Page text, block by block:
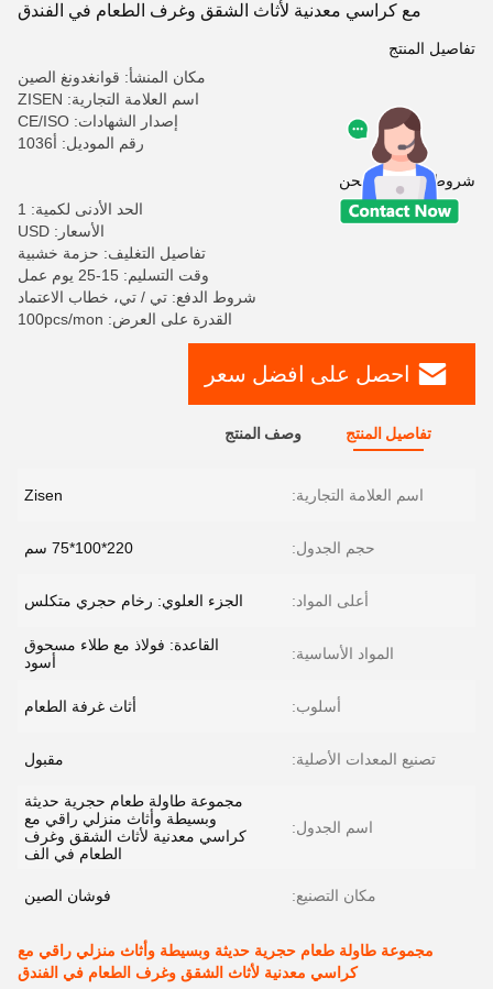
مع كراسي معدنية لأثاث الشقق وغرف الطعام في الفندق
تفاصيل المنتج
مكان المنشأ: قوانغدونغ الصين
اسم العلامة التجارية: ZISEN
إصدار الشهادات: CE/ISO
رقم الموديل: أ1036
شروط الدفع والشحن
الحد الأدنى لكمية: 1
الأسعار: USD
تفاصيل التغليف: حزمة خشبية
وقت التسليم: 15-25 يوم عمل
شروط الدفع: تي / تي، خطاب الاعتماد
القدرة على العرض: 100pcs/mon
احصل على افضل سعر
تفاصيل المنتج وصف المنتج
اسم العلامة التجارية: Zisen
حجم الجدول: 220*100*75 سم
أعلى المواد: الجزء العلوي: رخام حجري متكلس
المواد الأساسية:
القاعدة: فولاذ مع طلاء مسحوق
أسود
أسلوب: أثاث غرفة الطعام
تصنيع المعدات الأصلية: مقبول
اسم الجدول:
مجموعة طاولة طعام حجرية حديثة
وبسيطة وأثاث منزلي راقي مع
كراسي معدنية لأثاث الشقق وغرف
الطعام في الف
مكان التصنيع: فوشان الصين
مجموعة طاولة طعام حجرية حديثة وبسيطة وأثاث منزلي راقي مع
كراسي معدنية لأثاث الشقق وغرف الطعام في الفندق